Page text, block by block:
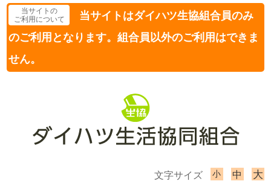
当サイトの
ご利用について
当サイトはダイハツ生協組合員のみ
のご利用となります。組合員以外のご利用はできま
せん。
文字サイズ 小 中 大